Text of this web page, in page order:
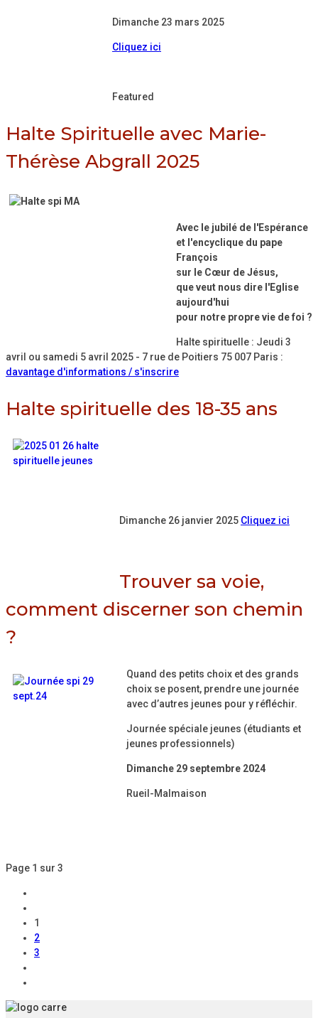
Dimanche 23 mars 2025
Cliquez ici
Featured
Halte Spirituelle avec Marie-
Thérèse Abgrall 2025
Avec le jubilé de l'Espérance
et l'encyclique du pape
François
sur le Cœur de Jésus,
que veut nous dire l'Eglise
aujourd'hui
pour notre propre vie de foi ?
Halte spirituelle : Jeudi 3
avril ou samedi 5 avril 2025 - 7 rue de Poitiers 75 007 Paris :
davantage d'informations / s'inscrire
Halte spirituelle des 18-35 ans
Dimanche 26 janvier 2025 Cliquez ici
Trouver sa voie,
comment discerner son chemin
?
Quand des petits choix et des grands
choix se posent, prendre une journée
avec d’autres jeunes pour y réfléchir.
Journée spéciale jeunes (étudiants et
jeunes professionnels)
Dimanche 29 septembre 2024
Rueil-Malmaison
Page 1 sur 3
1
2
3